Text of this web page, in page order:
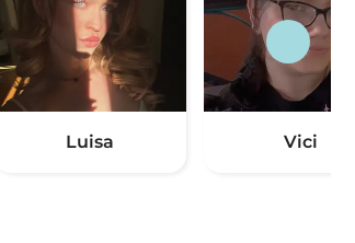
Luisa Vici